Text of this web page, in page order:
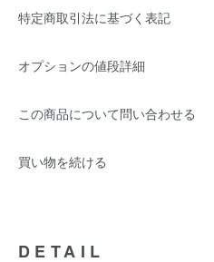
特定商取引法に基づく表記
オプションの値段詳細
この商品について問い合わせる
買い物を続ける
DETAIL